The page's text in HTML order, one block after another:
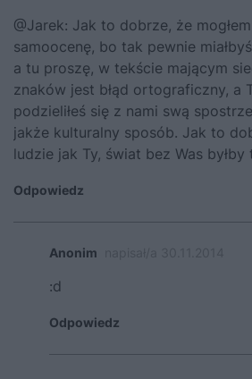
@Jarek: Jak to dobrze, że
samoocenę, bo tak pewnie
a tu proszę, w tekście mającym
znaków jest błąd ortograficzny, a
podzieliłeś się z nami swą
jakże kulturalny sposób. Jak to
ludzie jak Ty, świat bez Was byłby
Odpowiedz
Anonim
:d
Odpowiedz